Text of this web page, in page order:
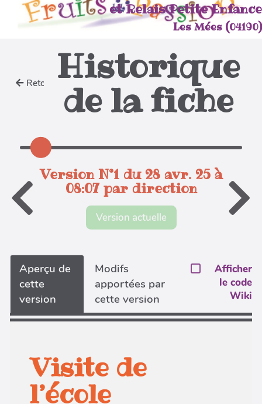
et Relais Petite Enfance
Les Mées (04190)
Retour Historique
de la fiche
Version N°1 du 28 avr. 25 à
08:07 par direction
Version actuelle
Aperçu de
cette
version
Modifs
apportées par
cette version
Afficher
le code
Wiki
Visite de
l’école